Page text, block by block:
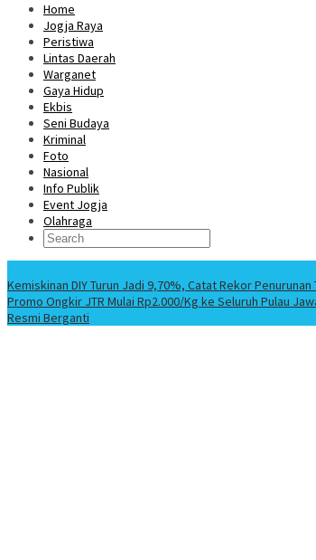
Home
Jogja Raya
Peristiwa
Lintas Daerah
Warganet
Gaya Hidup
Ekbis
Seni Budaya
Kriminal
Foto
Nasional
Info Publik
Event Jogja
Olahraga
Kemiskinan DIY Turun Jadi 9,70%, Catat Rekor
Promo Ongkir JTR Mulai Rp2.000/Kg ke Seluruh Pulau
Resmi Berganti